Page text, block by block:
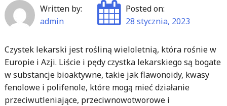
Written by:
admin
Posted on:
28 stycznia, 2023
Czystek lekarski jest rośliną wieloletnią, która rośnie w
Europie i Azji. Liście i pędy czystka lekarskiego są bogate
w substancje bioaktywne, takie jak flawonoidy, kwasy
fenolowe i polifenole, które mogą mieć działanie
przeciwutleniające, przeciwnowotworowe i